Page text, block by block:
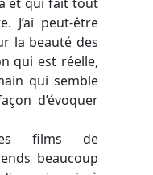
J’ai peut-être
la beauté des
qui est réelle,
qui semble
d’évoquer
films de
beaucoup